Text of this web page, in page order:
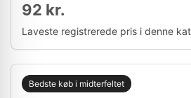
92 kr.
Laveste registrerede pris i denne
Bedste køb i midterfeltet